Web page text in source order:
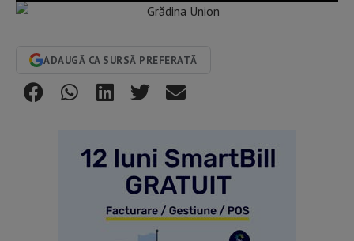
ADAUGĂ CA SURSĂ PREFERATĂ